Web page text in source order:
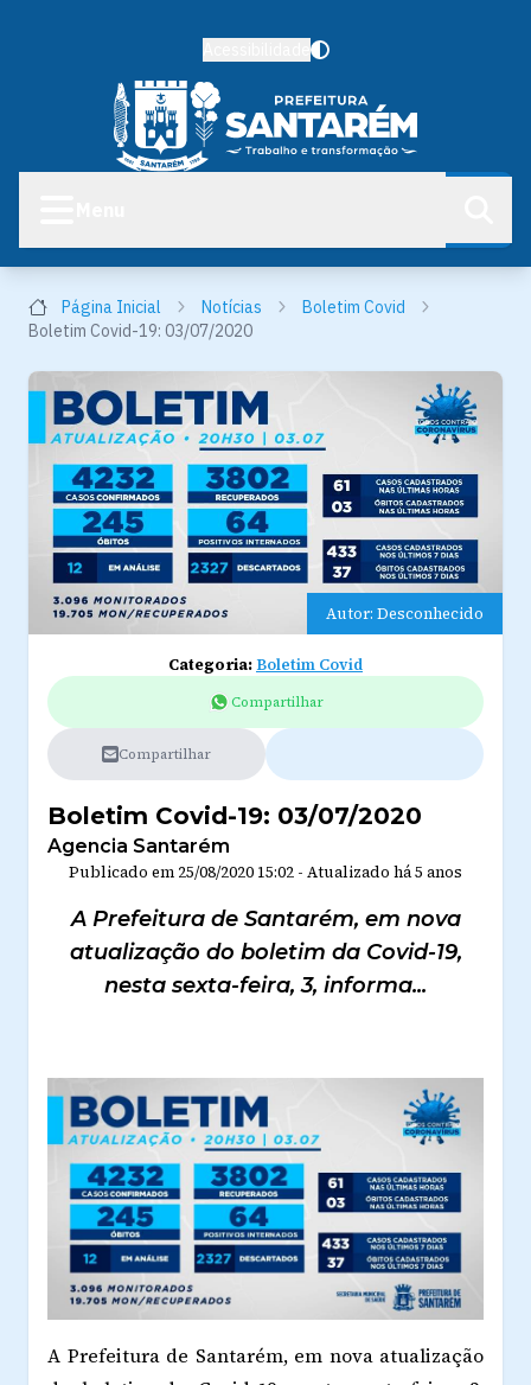
Página Inicial Notícias
Boletim Covid
Boletim Covid-19: 03/07/2020
Autor: Desconhecido
Categoria:Boletim Covid
Compartilhar
Compartilhar
Boletim Covid-19: 03/07/2020
Agencia Santarém
Publicado em 25/08/2020 15:02 - Atualizado há 5 anos
A Prefeitura de Santarém, em nova
atualização do boletim da Covid-19,
nesta sexta-feira, 3, informa...
A Prefeitura de Santarém, em nova atualização